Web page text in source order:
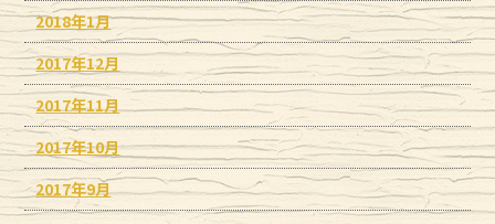
2018年1月
2017年12月
2017年11月
2017年10月
2017年9月